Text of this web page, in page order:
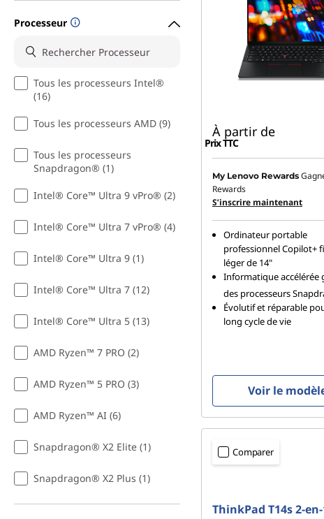
Processeur
Tous les processeurs Intel®
(16)
Tous les processeurs AMD (9)
Tous les processeurs
Snapdragon® (1)
Intel® Core™ Ultra 9 vPro® (2)
Intel® Core™ Ultra 7 vPro® (4)
Intel® Core™ Ultra 9 (1)
Intel® Core™ Ultra 7 (12)
Intel® Core™ Ultra 5 (13)
AMD Ryzen™ 7 PRO (2)
AMD Ryzen™ 5 PRO (3)
AMD Ryzen™ AI (6)
Snapdragon® X2 Elite (1)
Snapdragon® X2 Plus (1)
À partir de
Prix TTC
My Lenovo Rewards
Rewards
S’inscrire maintenant
Ordinateur portable
professionnel Copilot+
léger de 14"
Informatique accélérée
des processeurs
Évolutif et réparable
long cycle de vie
Voir le
Comparer
ThinkPad T14s 2-